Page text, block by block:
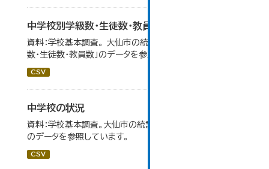
中学校別学級数・生徒数・教員数
資料：学校基本調査。 大仙市の統計「14-6 中学校別学級
数・生徒数・教員数」のデータを参照しています。
CSV
中学校の状況
資料：学校基本調査。大仙市の統計「14-5 中学校の状況」
のデータを参照しています。
CSV